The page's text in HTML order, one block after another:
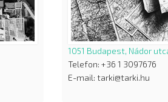
1051 Budapest, Nádor
Telefon: +36 1 3097676
E-mail: tarki@tarki.hu